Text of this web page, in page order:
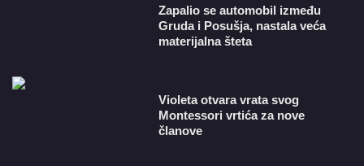
Zapalio se automobil između
Gruda i Posušja, nastala veća
materijalna šteta
Violeta otvara vrata svog
Montessori vrtića za nove
članove